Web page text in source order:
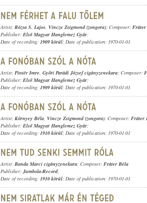
Artist: Rózsa S. Lajos, Vincze Zsigmond (zongora); Composer: Fráter
Publisher: Első Magyar Hanglemez Gyár;
Date of recording: 1909 körül; Date of publication: 1970-01-01
Artist: Pintér Imre, Győri Parádi József cigányzenekara; Composer:
Publisher: Első Magyar Hanglemez Gyár;
Date of recording: 1909 körül; Date of publication: 1970-01-01
Artist: Környey Béla, Vincze Zsigmond (zongora); Composer: Fráter
Publisher: Első Magyar Hanglemez Gyár;
Date of recording: 1910 körül; Date of publication: 1970-01-01
Artist: Banda Marci cigányzenekara; Composer: Fráter Béla
Publisher:Jumbola-Record;
Date of recording: 1910 körül; Date of publication: 1970-01-01